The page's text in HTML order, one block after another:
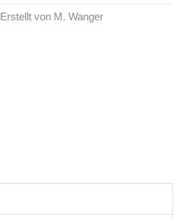
Erstellt von M. Wanger